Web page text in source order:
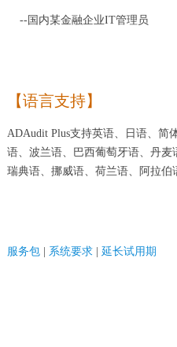
--国内某金融企业IT管理员
【语言支持】
ADAudit Plus支持英语、日语、简
语、波兰语、巴西葡萄牙语、丹麦
瑞典语、挪威语、荷兰语、阿拉伯
服务包| 系统要求| 延长试用期